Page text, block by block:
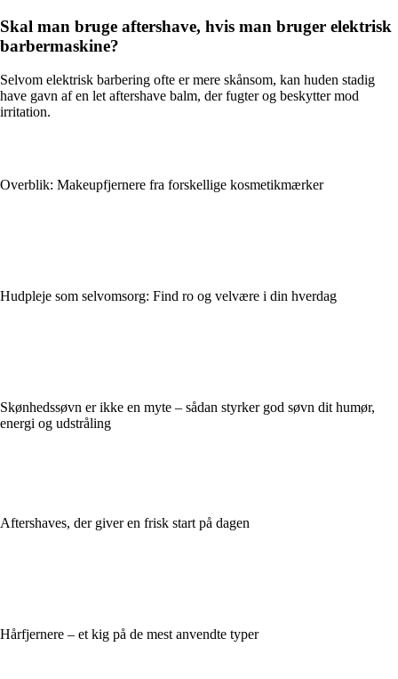
Skal man bruge aftershave, hvis man bruger elektrisk
barbermaskine?
Selvom elektrisk barbering ofte er mere skånsom, kan huden stadig
have gavn af en let aftershave balm, der fugter og beskytter mod
irritation.
Overblik: Makeupfjernere fra forskellige kosmetikmærker
Hudpleje som selvomsorg: Find ro og velvære i din hverdag
Skønhedssøvn er ikke en myte – sådan styrker god søvn dit humør,
energi og udstråling
Aftershaves, der giver en frisk start på dagen
Hårfjernere – et kig på de mest anvendte typer